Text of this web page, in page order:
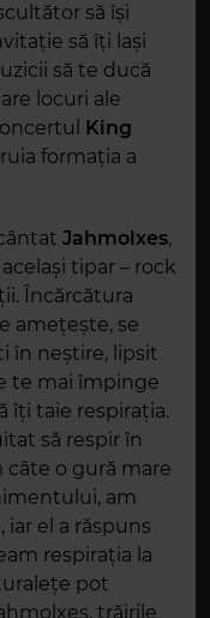
să își
să îți lași
să te ducă
locuri ale
King
formația a
Jahmolxes,
tipar – rock
Încărcătura
amețește, se
în neștire, lipsit
te mai împinge
îți taie respirația.
să respir în
o gură mare
am
el a răspuns
respirația la
pot
trăirile